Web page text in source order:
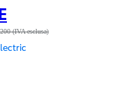
(IVA esclusa)